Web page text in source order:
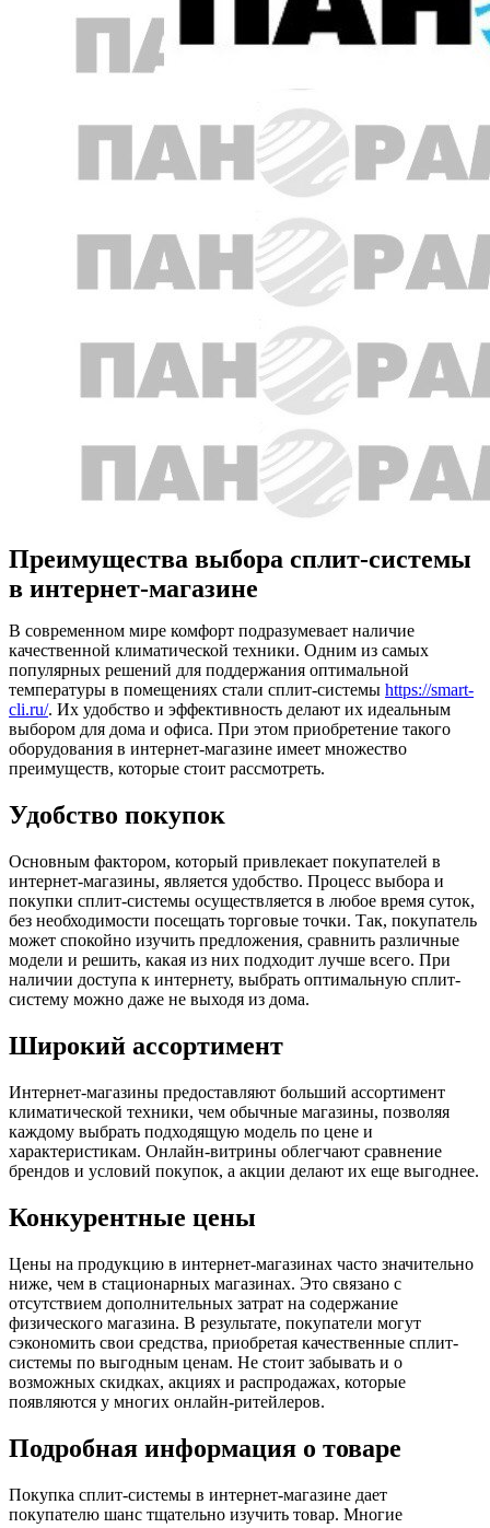
Преимущества выбора сплит-системы
в интернет-магазине
В современном мире комфорт подразумевает наличие
качественной климатической техники. Одним из самых
популярных решений для поддержания оптимальной
температуры в помещениях стали сплит-системы https://smart-
cli.ru/. Их удобство и эффективность делают их идеальным
выбором для дома и офиса. При этом приобретение такого
оборудования в интернет-магазине имеет множество
преимуществ, которые стоит рассмотреть.
Удобство покупок
Основным фактором, который привлекает покупателей в
интернет-магазины, является удобство. Процесс выбора и
покупки сплит-системы осуществляется в любое время суток,
без необходимости посещать торговые точки. Так, покупатель
может спокойно изучить предложения, сравнить различные
модели и решить, какая из них подходит лучше всего. При
наличии доступа к интернету, выбрать оптимальную сплит-
систему можно даже не выходя из дома.
Широкий ассортимент
Интернет-магазины предоставляют больший ассортимент
климатической техники, чем обычные магазины, позволяя
каждому выбрать подходящую модель по цене и
характеристикам. Онлайн-витрины облегчают сравнение
брендов и условий покупок, а акции делают их еще выгоднее.
Конкурентные цены
Цены на продукцию в интернет-магазинах часто значительно
ниже, чем в стационарных магазинах. Это связано с
отсутствием дополнительных затрат на содержание
физического магазина. В результате, покупатели могут
сэкономить свои средства, приобретая качественные сплит-
системы по выгодным ценам. Не стоит забывать и о
возможных скидках, акциях и распродажах, которые
появляются у многих онлайн-ритейлеров.
Подробная информация о товаре
Покупка сплит-системы в интернет-магазине дает
покупателю шанс тщательно изучить товар. Многие